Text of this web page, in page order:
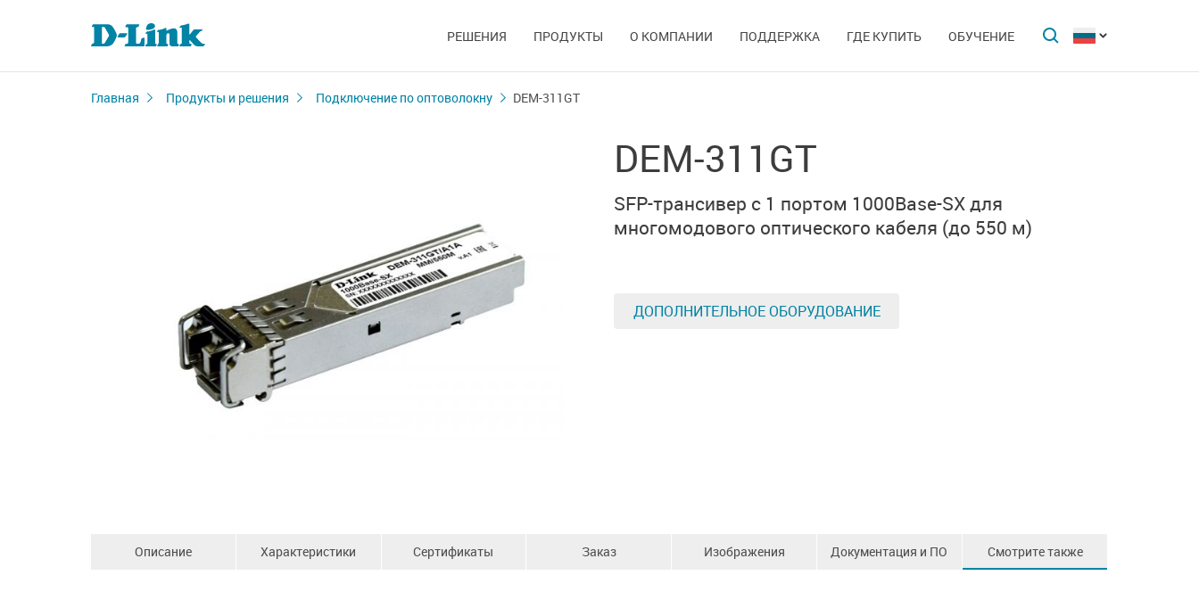
РЕШЕНИЯ ПРОДУКТЫ О КОМПАНИИ ПОДДЕРЖКА ГДЕ КУПИТЬ ОБУЧЕНИЕ
Главная Продукты и решения Подключение по оптоволокну DEM-311GT
DEM-311GT
SFP-трансивер с 1 портом 1000Base-SXдля
многомодового оптического кабеля (до 550 м)
ДОПОЛНИТЕЛЬНОЕ ОБОРУДОВАНИЕ
Описание Характеристики Сертификаты Заказ Изображения Документация и ПО Смотрите также